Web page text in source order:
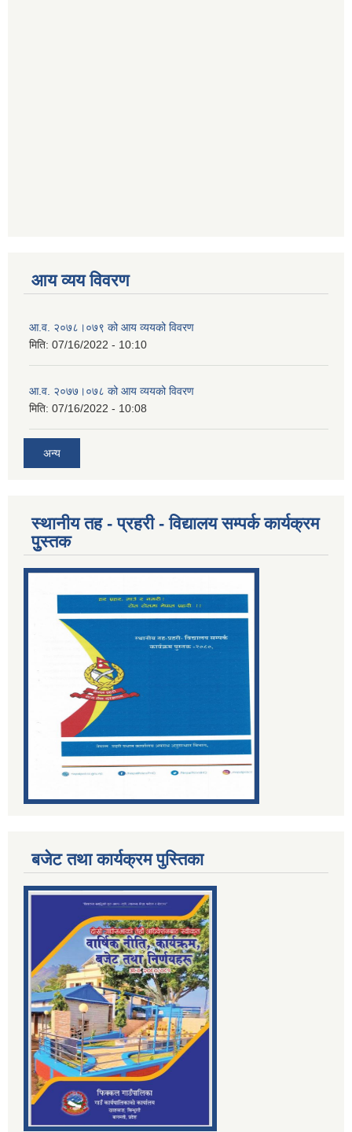
आय व्यय विवरण
आ.व. २०७८।०७९ को आय व्ययको विवरण
मिति: 07/16/2022 - 10:10
आ.व. २०७७।०७८ को आय व्ययको विवरण
मिति: 07/16/2022 - 10:08
अन्य
स्थानीय तह - प्रहरी - विद्यालय सम्पर्क कार्यक्रम
पुुस्तक
बजेट तथा कार्यक्रम पुस्तिका